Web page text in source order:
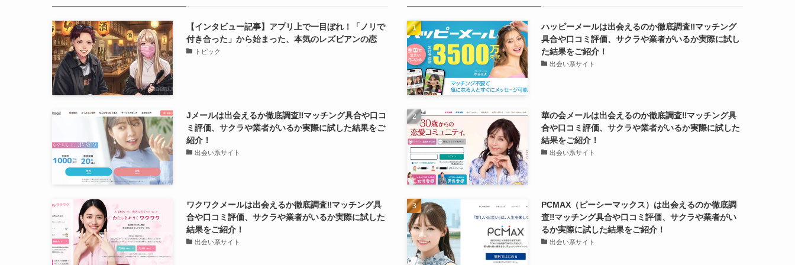
【インタビュー記事】アプリ上で一目ぼれ！「ノリで
付き合った」から始まった、本気のレズビアンの恋
トピック
Jメールは出会えるか徹底調査‼マッチング具合や口コ
ミ評価、サクラや業者がいるか実際に試した結果をご
紹介！
出会い系サイト
ワクワクメールは出会えるか徹底調査‼マッチング具
合や口コミ評価、サクラや業者がいるか実際に試した
結果をご紹介！
出会い系サイト
ハッピーメールは出会えるのか徹底調査‼マッチング
具合や口コミ評価、サクラや業者がいるか実際に試し
た結果をご紹介！
出会い系サイト
華の会メールは出会えるのか徹底調査‼マッチング具
合や口コミ評価、サクラや業者がいるか実際に試した
結果をご紹介！
出会い系サイト
PCMAX（ピーシーマックス）は出会えるのか徹底調
査‼マッチング具合や口コミ評価、サクラや業者がい
るか実際に試した結果をご紹介！
出会い系サイト